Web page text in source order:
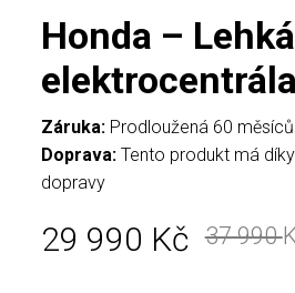
Honda –
Záruka:Prodloužená 60 měsíců
Doprava:Tento produkt má
dopravy
37 990
29 990 Kč